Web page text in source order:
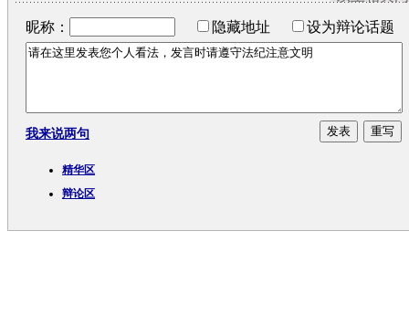
昵称：
隐藏地址 设为辩论话题
我来说两句
精华区
辩论区